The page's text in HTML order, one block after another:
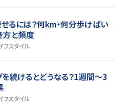
るには？何km・何分歩けばい
方と頻度
フスタイル
続けるとどうなる？1週間～3
フスタイル